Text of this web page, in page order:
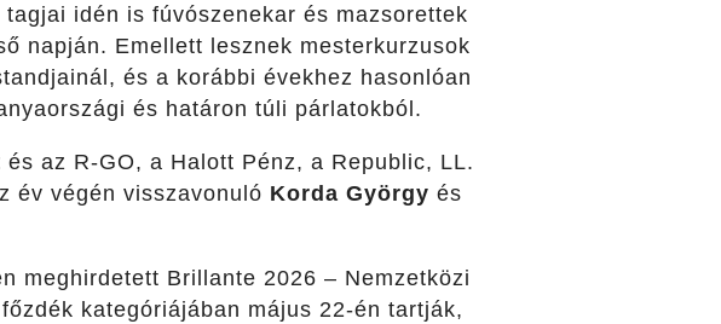
idén is fúvószenekar és mazsorettek
napján. Emellett lesznek mesterkurzusok
és a korábbi évekhez hasonlóan
és határon túli párlatokból.
és az R-GO, a Halott Pénz, a Republic, LL.
év végén visszavonuló Korda György és
meghirdetett Brillante 2026 – Nemzetközi
kategóriájában május 22-én tartják,